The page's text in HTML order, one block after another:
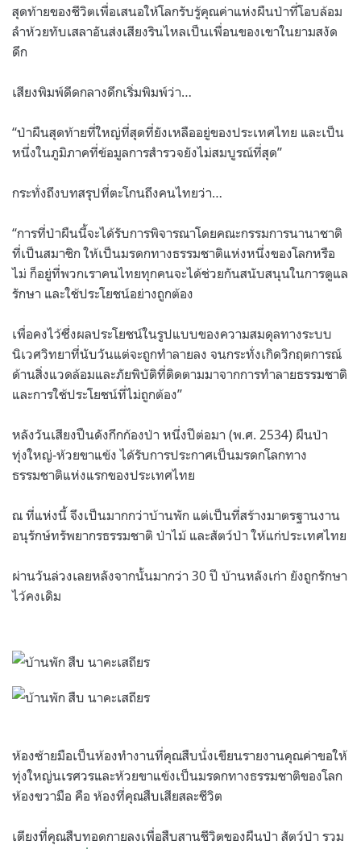
สุดท้ายของชีวิตเพื่อเสนอให้โลกรับรู้คุณค่าแห่งผืนป่าที่โอบล้อม
ลำห้วยทับเสลาอันส่งเสียงรินไหลเป็นเพื่อนของเขาในยามสงัด
ดึก
เสียงพิมพ์ดีดกลางดึกเริ่มพิมพ์ว่า…
“ป่าผืนสุดท้ายที่ใหญ่ที่สุดที่ยังเหลืออยู่ของประเทศไทย และเป็น
หนึ่งในภูมิภาคที่ข้อมูลการสำรวจยังไม่สมบูรณ์ที่สุด”
กระทั่งถึงบทสรุปที่ตะโกนถึงคนไทยว่า…
“การที่ป่าผืนนี้จะได้รับการพิจารณาโดยคณะกรรมการนานาชาติ
ที่เป็นสมาชิก ให้เป็นมรดกทางธรรมชาติแห่งหนึ่งของโลกหรือ
ไม่ ก็อยู่ที่พวกเราคนไทยทุกคนจะได้ช่วยกันสนับสนุนในการดูแล
รักษา และใช้ประโยชน์อย่างถูกต้อง
เพื่อคงไว้ซึ่งผลประโยชน์ในรูปแบบของความสมดุลทางระบบ
นิเวศวิทยาที่นับวันแต่จะถูกทำลายลง จนกระทั่งเกิดวิกฤตการณ์
ด้านสิ่งแวดล้อมและภัยพิบัติที่ติดตามมาจากการทำลายธรรมชาติ
และการใช้ประโยชน์ที่ไม่ถูกต้อง”
หลังวันเสียงปืนดังกึกก้องป่า หนึ่งปีต่อมา (พ.ศ. 2534) ผืนป่า
ทุ่งใหญ่-ห้วยขาแข้ง ได้รับการประกาศเป็นมรดกโลกทาง
ธรรมชาติแห่งแรกของประเทศไทย
ณ ที่แห่งนี้ จึงเป็นมากกว่าบ้านพัก แต่เป็นที่สร้างมาตรฐานงาน
อนุรักษ์ทรัพยากรธรรมชาติ ป่าไม้ และสัตว์ป่า ให้แก่ประเทศไทย
ผ่านวันล่วงเลยหลังจากนั้นมากว่า 30 ปี บ้านหลังเก่า ยังถูกรักษา
ไว้คงเดิม
ห้องซ้ายมือเป็นห้องทำงานที่คุณสืบนั่งเขียนรายงานคุณค่าขอให้
ทุ่งใหญ่นเรศวรและห้วยขาแข้งเป็นมรดกทางธรรมชาติของโลก
ห้องขวามือ คือ ห้องที่คุณสืบเสียสละชีวิต
เตียงที่คุณสืบทอดกายลงเพื่อสืบสานชีวิตของผืนป่า สัตว์ป่า รวม